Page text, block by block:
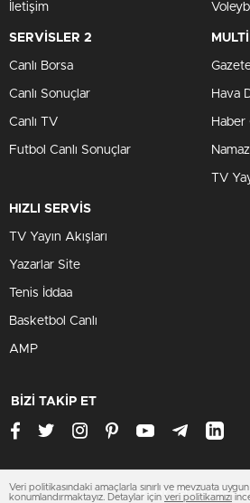
İletişim
SERVİSLER 2
Canlı Borsa
Canlı Sonuçlar
Canlı TV
Futbol Canlı Sonuçlar
Hava
Haber
TV
HIZLI SERVİS
TV Yayın Akışları
Yazarlar Site
Tenis İddaa
Basketbol Canlı
AMP
BİZİ TAKİP ET
Veri politikasındaki amaçlarla sınırlı ve mevzuata
konumlandırmaktayız. Detaylar için veri politikamızı